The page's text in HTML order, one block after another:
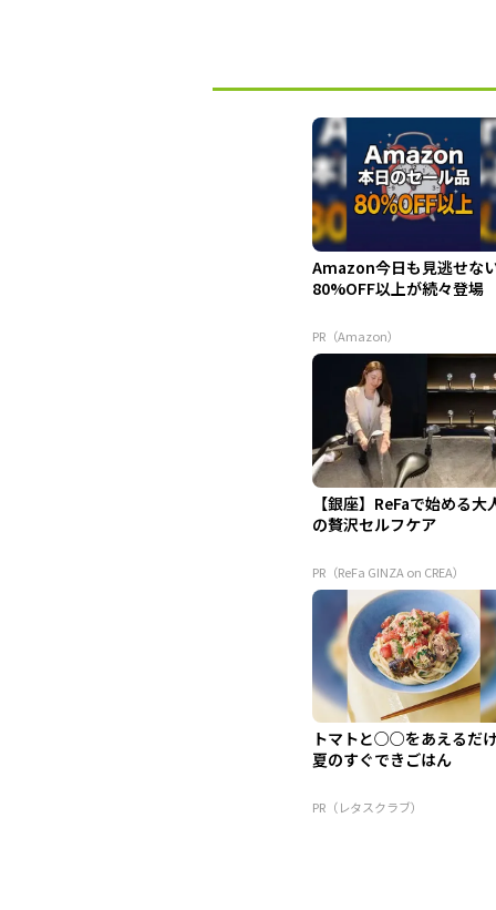
Amazon今日も見逃せな
80%OFF以上が続々登場
PR（Amazon）
【銀座】ReFaで始める大
の贅沢セルフケア
PR（ReFa GINZA on CREA）
トマトと○○をあえるだけ
夏のすぐできごはん
PR（レタスクラブ）